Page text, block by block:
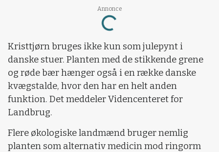
Annonce
Loading...
Kristtjørn bruges ikke kun som julepynt i
danske stuer. Planten med de stikkende grene
og røde bær hænger også i en række danske
kvægstalde, hvor den har en helt anden
funktion. Det meddeler Videncenteret for
Landbrug.
Flere økologiske landmænd bruger nemlig
planten som alternativ medicin mod ringorm